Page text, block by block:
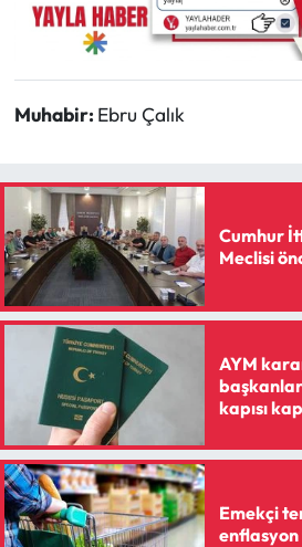
Muhabir: Ebru Çalık
Cumhur
Meclisi
AYM
kapısı
Emekçi
enflasyon
Siyaset
Turizm
Uğurludağ Haberleri
Yaşam
Yayla Haber
Yemek Tarifleri
Yerel Haberler